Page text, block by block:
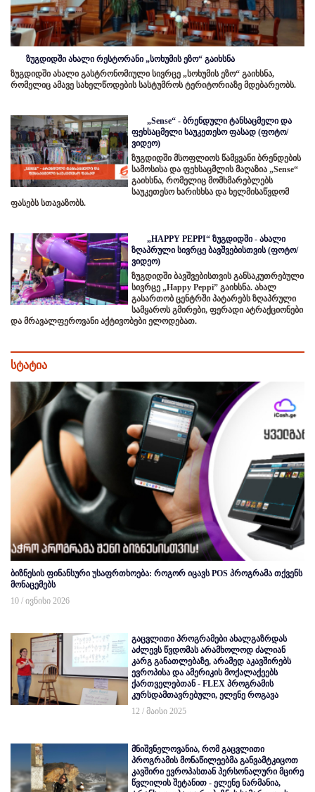
ზუგდიდში ახალი რესტორანი „სოხუმის ეზო“ გაიხსნა
ზუგდიდში ახალი გასტრონომიული სივრცე „სოხუმის ეზო“ გაიხსნა,
რომელიც ამავე სახელწოდების სასტუმროს ტერიტორიაზე მდებარეობს.
„Sense“ - ბრენდული ტანსაცმელი და
ფეხსაცმელი საუკეთესო ფასად (ფოტო/
ვიდეო)
ზუგდიდში მსოფლიოს წამყვანი ბრენდების
სამოსისა და ფეხსაცმლის მაღაზია „Sense“
გაიხსნა, რომელიც მომხმარებლებს
საუკეთესო ხარისხსა და ხელმისაწვდომ
ფასებს სთავაზობს.
„HAPPY PEPPI“ ზუგდიდში - ახალი
ზღაპრული სივრცე ბავშვებისთვის (ფოტო/
ვიდეო)
ზუგდიდში ბავშვებისთვის განსაკუთრებული
სივრცე „Happy Peppi” გაიხსნა. ახალ
გასართობ ცენტრში პატარებს ზღაპრული
სამყაროს გმირები, ფერადი ატრაქციონები
და მრავალფეროვანი აქტივობები ელოდებათ.
სტატია
ბიზნესის ფინანსური უსაფრთხოება: როგორ იცავს POS პროგრამა თქვენს
მონაცემებს
10 / ივნისი 2026
გაცვლითი პროგრამები ახალგაზრდას
აძლევს წვდომას არამხოლოდ ძალიან
კარგ განათლებაზე, არამედ აკავშირებს
ევროპისა და ამერიკის მოქალაქეებს
ქართველებთან - FLEX პროგრამის
კურსდამთავრებული, ელენე როგავა
12 / მაისი 2025
მნიშვნელოვანია, რომ გაცვლითი
პროგრამის მონაწილეებმა განვამტკიცოთ
კავშირი ევროპასთან პერსონალური მცირე
წვლილის შეტანით - ელენე ნარმანია,